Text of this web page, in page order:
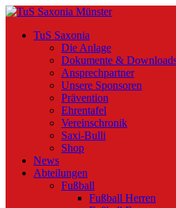
TuS Saxonia
Die Anlage
Dokumente &
Ansprechpartner
Unsere Sponsoren
Prävention
Ehrentafel
Vereinschronik
Saxi-Bulli
Shop
News
Abteilungen
Fußball
Fußball Herren